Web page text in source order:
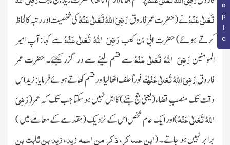
تَعَالٰی عَنْہُنے(حضرت عمر فاروقرَضِیَ اللہُ تَعَالٰی عَنْہُکی شخصیت اور رتبہ کا لحاظ
کرتے ہوئے)حضرت ابی بن کعبرَضِیَ اللہُ تَعَالٰی عَنْہُسے کہا: آپ امیر
المومنینرَضِیَ اللہُ تَعَالٰی عَنْہُسے قسم لینے سے در گزر کیجئے۔ حضرت عمر
فاروقرَضِیَ اللہُ تَعَالٰی عَنْہُنے فوراً حلف اٹھالیا اور قسم کھاتے ہوئےفرمایا: زید اس
وقت تک منصبِ قضاء(یعنی جج بننے)کا اہل نہیں ہو سکتا جب تک کہ عمر(رَضِیَ
اللہُ تَعَالٰی عَنْہُ)اور ایک عام شخص اس کےنزدیک(مقدمے کے معاملے میں )
برابر نہیں ہو جاتے۔(ابن عساکر، ذکر من اسمہ زید، زید بن ثابت بن